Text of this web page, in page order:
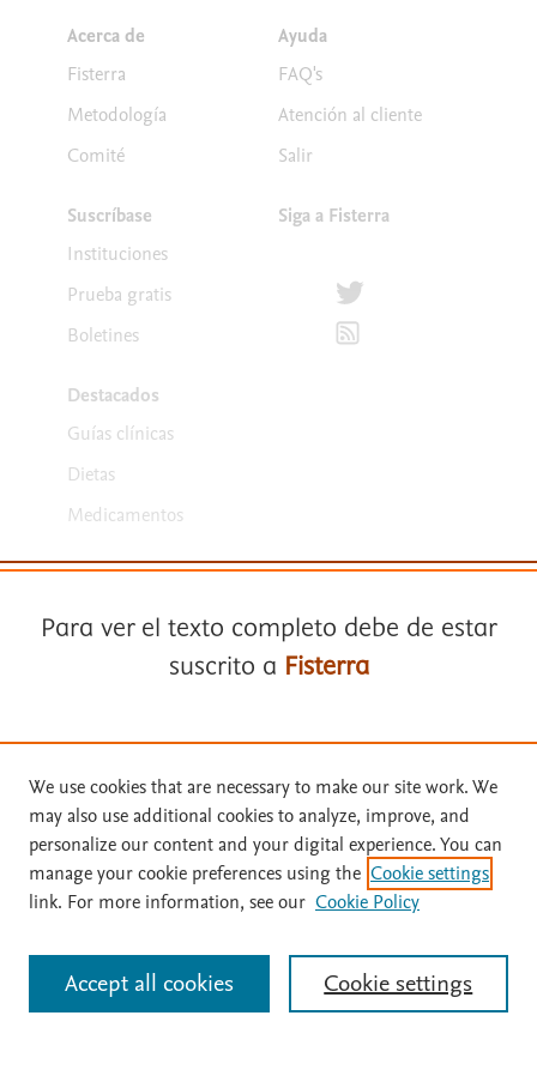
Acerca de
Fisterra
Metodología
Comité
Suscríbase
Instituciones
Prueba gratis
Boletines
Destacados
Guías clínicas
Dietas
Medicamentos
Ayuda
FAQ's
Atención al cliente
Salir
Siga a Fisterra
Síguenos en Twitter
Suscríbete para recibir
Términos y condiciones
Política de privacidad
Copyright ©2026Elsevier España SLU, sus licenciantes y
colaboradores. Se reservan todos los derechos, incluidos los de minería
de texto y datos, entrenamiento de IA y tecnologías similares. Página
actualizada en: .
Para ver el texto completo debe de estar
suscrito a Fisterra
Solicite una prueba gratuita
Identificarse
We use cookies that are necessary to make our site work. We
may also use additional cookies to analyze, improve, and
personalize our content and your digital experience. You can
manage your cookie preferences using the Cookie settings
link. For more information, see our Cookie Policy
Cookie settings
Accept all cookies